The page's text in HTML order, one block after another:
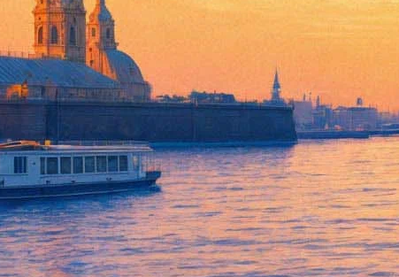
Площадь у Александринского
аппараты